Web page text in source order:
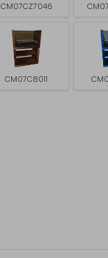
CM07CZ7046
CM07C8011